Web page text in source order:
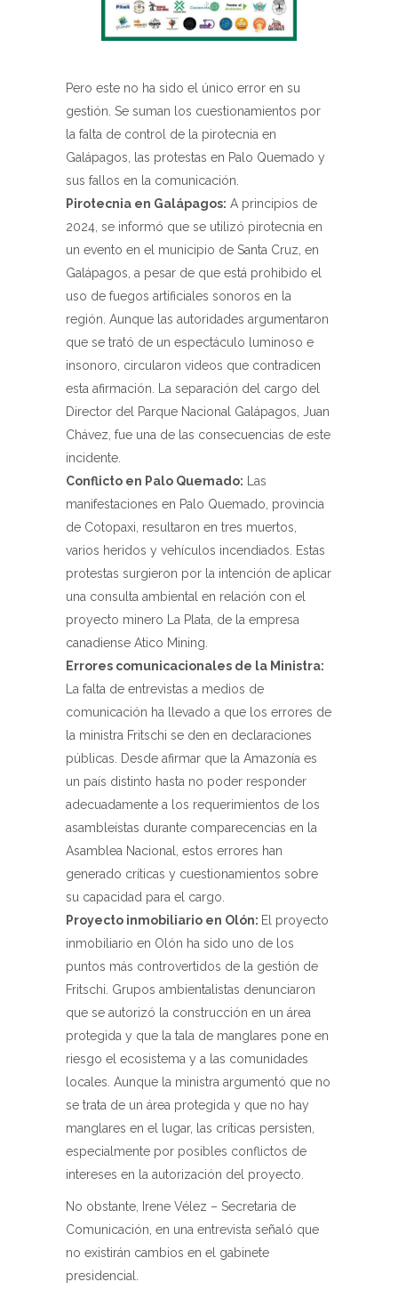
Pero este no ha sido el único error en su
gestión. Se suman los cuestionamientos por
la falta de control de la pirotecnia en
Galápagos, las protestas en Palo Quemado y
sus fallos en la comunicación.
Pirotecnia en Galápagos: A principios de
2024, se informó que se utilizó pirotecnia en
un evento en el municipio de Santa Cruz, en
Galápagos, a pesar de que está prohibido el
uso de fuegos artificiales sonoros en la
región. Aunque las autoridades argumentaron
que se trató de un espectáculo luminoso e
insonoro, circularon videos que contradicen
esta afirmación. La separación del cargo del
Director del Parque Nacional Galápagos, Juan
Chávez, fue una de las consecuencias de este
incidente.
Conflicto en Palo Quemado: Las
manifestaciones en Palo Quemado, provincia
de Cotopaxi, resultaron en tres muertos,
varios heridos y vehículos incendiados. Estas
protestas surgieron por la intención de aplicar
una consulta ambiental en relación con el
proyecto minero La Plata, de la empresa
canadiense Atico Mining.
Errores comunicacionales de la Ministra:
La falta de entrevistas a medios de
comunicación ha llevado a que los errores de
la ministra Fritschi se den en declaraciones
públicas. Desde afirmar que la Amazonía es
un país distinto hasta no poder responder
adecuadamente a los requerimientos de los
asambleístas durante comparecencias en la
Asamblea Nacional, estos errores han
generado críticas y cuestionamientos sobre
su capacidad para el cargo.
Proyecto inmobiliario en Olón: El proyecto
inmobiliario en Olón ha sido uno de los
puntos más controvertidos de la gestión de
Fritschi. Grupos ambientalistas denunciaron
que se autorizó la construcción en un área
protegida y que la tala de manglares pone en
riesgo el ecosistema y a las comunidades
locales. Aunque la ministra argumentó que no
se trata de un área protegida y que no hay
manglares en el lugar, las críticas persisten,
especialmente por posibles conflictos de
intereses en la autorización del proyecto.
No obstante, Irene Vélez – Secretaria de
Comunicación, en una entrevista señaló que
no existirán cambios en el gabinete
presidencial.